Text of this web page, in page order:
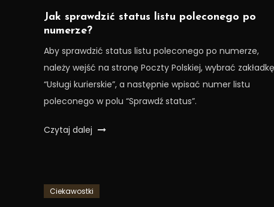
Jak sprawdzić status listu poleconego po
numerze?
Aby sprawdzić status listu poleconego po numerze,
należy wejść na stronę Poczty Polskiej, wybrać zakładkę
“Usługi kurierskie”, a następnie wpisać numer listu
poleconego w polu “Sprawdź status”.
Czytaj dalej
Ciekawostki